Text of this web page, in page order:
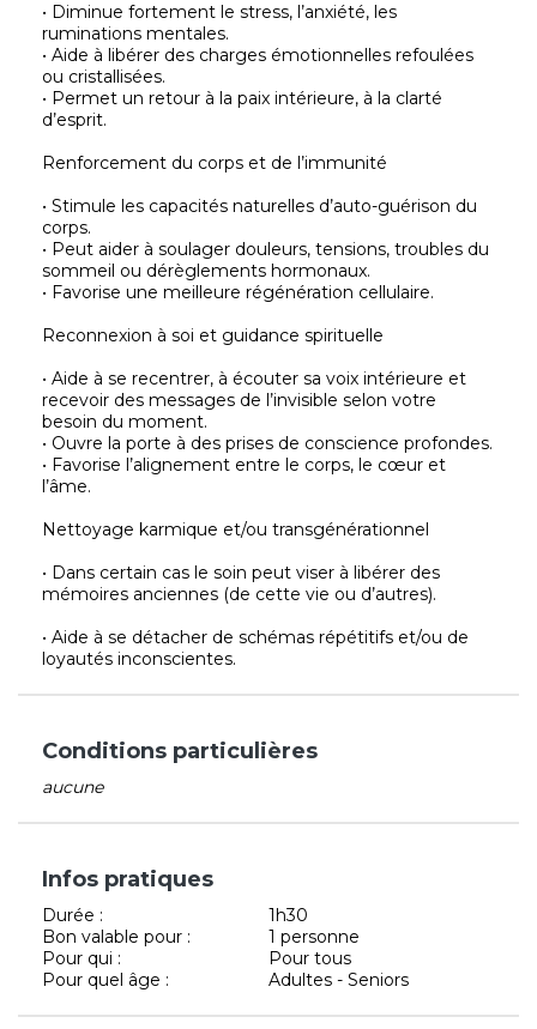
• Diminue fortement le stress, l’anxiété, les
ruminations mentales.
• Aide à libérer des charges émotionnelles refoulées
ou cristallisées.
• Permet un retour à la paix intérieure, à la clarté
d’esprit.
Renforcement du corps et de l’immunité
• Stimule les capacités naturelles d’auto-guérison du
corps.
• Peut aider à soulager douleurs, tensions, troubles du
sommeil ou dérèglements hormonaux.
• Favorise une meilleure régénération cellulaire.
Reconnexion à soi et guidance spirituelle
• Aide à se recentrer, à écouter sa voix intérieure et
recevoir des messages de l’invisible selon votre
besoin du moment.
• Ouvre la porte à des prises de conscience profondes.
• Favorise l’alignement entre le corps, le cœur et
l’âme.
Nettoyage karmique et/ou transgénérationnel
• Dans certain cas le soin peut viser à libérer des
mémoires anciennes (de cette vie ou d’autres).
• Aide à se détacher de schémas répétitifs et/ou de
loyautés inconscientes.
Conditions particulières
aucune
Infos pratiques
Durée :
1h30
Bon valable pour :
1 personne
Pour qui :
Pour tous
Pour quel âge :
Adultes - Seniors